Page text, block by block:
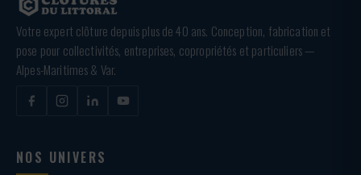
Votre expert clôture depuis plus de 40 ans. Conception, fabrication et
pose pour collectivités, entreprises, copropriétés et particuliers —
Alpes-Maritimes & Var.
NOS UNIVERS